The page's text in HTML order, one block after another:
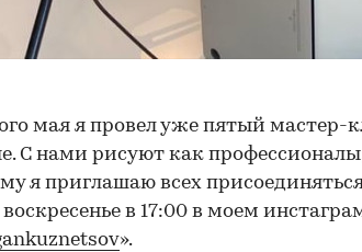
мая я провел уже пятый мастер-
С нами рисуют как
я приглашаю всех
воскресенье в 17:00 в моем
».